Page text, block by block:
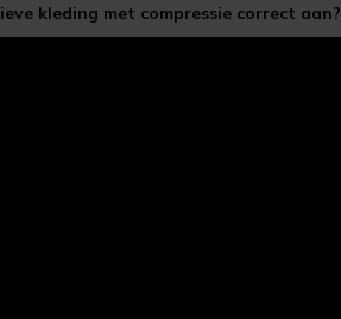
kleding met compressie correct aan?